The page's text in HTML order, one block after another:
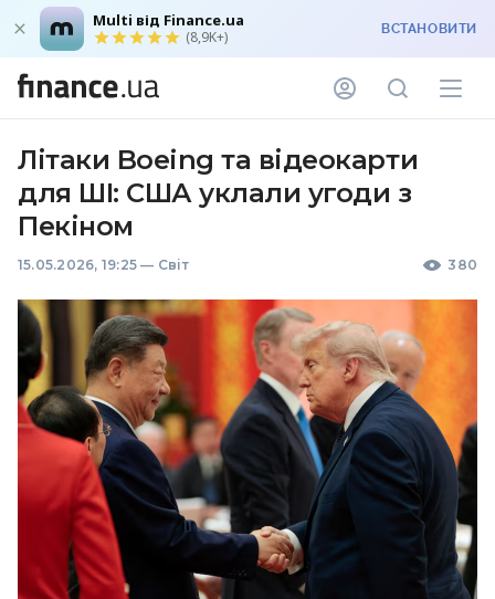
Multi від Finance.ua
(8,9K+) ВСТАНОВИТИ
Літаки Boeing та відеокарти
для ШІ: США уклали угоди з
Пекіном
15.05.2026, 19:25 — Світ 380